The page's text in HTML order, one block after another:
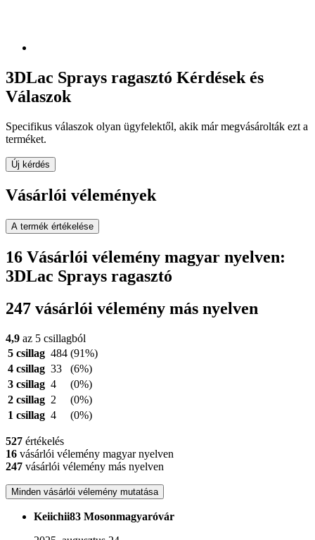
3DLac Sprays ragasztó Kérdések és
Válaszok
Specifikus válaszok olyan ügyfelektől, akik már megvásárolták ezt a
terméket.
Új kérdés
Vásárlói vélemények
A termék értékelése
16 Vásárlói vélemény magyar nyelven:
3DLac Sprays ragasztó
247 vásárlói vélemény más nyelven
4,9 az 5 csillagból
5 csillag 484 (91%)
4 csillag 33
(6%)
3 csillag 4
(0%)
2 csillag 2
(0%)
1 csillag 4 (0%)
527 értékelés
16 vásárlói vélemény magyar nyelven
247 vásárlói vélemény más nyelven
Minden vásárlói vélemény mutatása
Keiichii83 Mosonmagyaróvár